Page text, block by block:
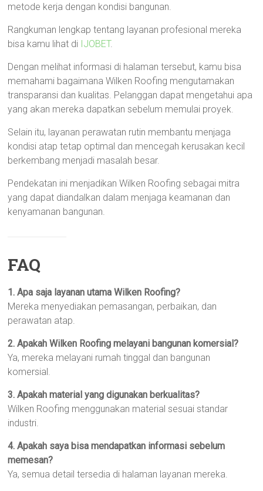
metode kerja dengan kondisi bangunan.
Rangkuman lengkap tentang layanan profesional mereka
bisa kamu lihat di IJOBET.
Dengan melihat informasi di halaman tersebut, kamu bisa
memahami bagaimana Wilken Roofing mengutamakan
transparansi dan kualitas. Pelanggan dapat mengetahui apa
yang akan mereka dapatkan sebelum memulai proyek.
Selain itu, layanan perawatan rutin membantu menjaga
kondisi atap tetap optimal dan mencegah kerusakan kecil
berkembang menjadi masalah besar.
Pendekatan ini menjadikan Wilken Roofing sebagai mitra
yang dapat diandalkan dalam menjaga keamanan dan
kenyamanan bangunan.
FAQ
1. Apa saja layanan utama Wilken Roofing?
Mereka menyediakan pemasangan, perbaikan, dan
perawatan atap.
2. Apakah Wilken Roofing melayani bangunan komersial?
Ya, mereka melayani rumah tinggal dan bangunan
komersial.
3. Apakah material yang digunakan berkualitas?
Wilken Roofing menggunakan material sesuai standar
industri.
4. Apakah saya bisa mendapatkan informasi sebelum
memesan?
Ya, semua detail tersedia di halaman layanan mereka.